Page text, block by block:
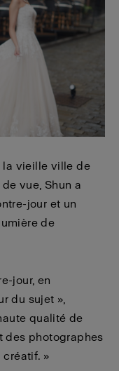
la vieille ville de
vue, Shun a
jour et un
de
jour, en
du sujet »,
qualité de
des photographes
»